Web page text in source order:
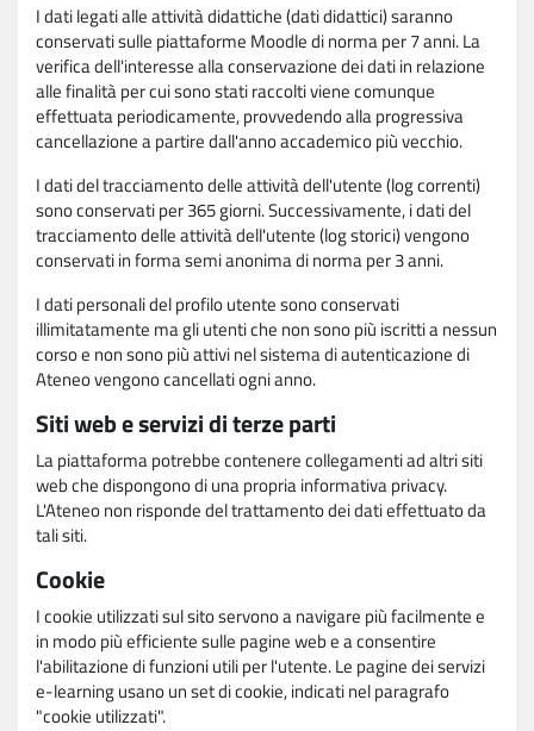
I dati legati alle attività didattiche (dati didattici) saranno
conservati sulle piattaforme Moodle di norma per 7 anni. La
verifica dell'interesse alla conservazione dei dati in relazione
alle finalità per cui sono stati raccolti viene comunque
effettuata periodicamente, provvedendo alla progressiva
cancellazione a partire dall'anno accademico più vecchio.
I dati del tracciamento delle attività dell'utente (log correnti)
sono conservati per 365 giorni. Successivamente, i dati del
tracciamento delle attività dell'utente (log storici) vengono
conservati in forma semi anonima di norma per 3 anni.
I dati personali del profilo utente sono conservati
illimitatamente ma gli utenti che non sono più iscritti a nessun
corso e non sono più attivi nel sistema di autenticazione di
Ateneo vengono cancellati ogni anno.
Siti web e servizi di terze parti
La piattaforma potrebbe contenere collegamenti ad altri siti
web che dispongono di una propria informativa privacy.
L'Ateneo non risponde del trattamento dei dati effettuato da
tali siti.
Cookie
I cookie utilizzati sul sito servono a navigare più facilmente e
in modo più efficiente sulle pagine web e a consentire
l'abilitazione di funzioni utili per l'utente. Le pagine dei servizi
e-learning usano un set di cookie, indicati nel paragrafo
"cookie utilizzati".